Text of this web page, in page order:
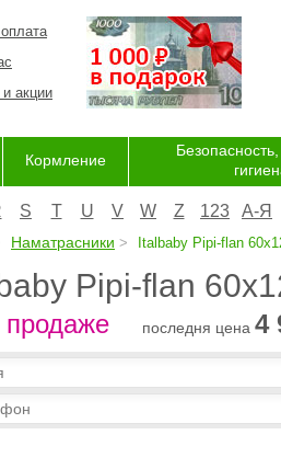
акции
Кормление
S T U V W Z 123 А-Я
Наматрасники Italbaby Pipi-flan
Pipi-flan
последня цена 4